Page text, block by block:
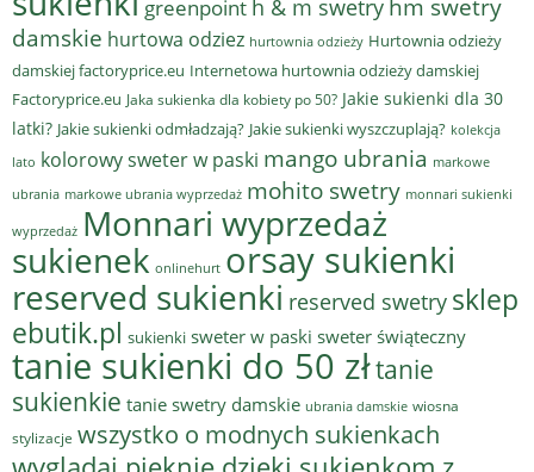
greenpoint h & m swetry hm swetry
damskie hurtowa odziez hurtownia odzieży Hurtownia odzieży
damskiej factoryprice.eu Internetowa hurtownia odzieży damskiej
Factoryprice.eu Jaka sukienka dla kobiety po 50? Jakie sukienki dla 30
latki? Jakie sukienki odmładzają? Jakie sukienki wyszczuplają? kolekcja
lato kolorowy sweter w paski mango ubrania markowe
ubrania markowe ubrania wyprzedaż mohito swetry monnari sukienki
wyprzedaż Monnari wyprzedaż
sukienek onlinehurt orsay sukienki
reserved sukienki reserved swetry sklep
ebutik.pl sukienki sweter w paski sweter świąteczny
tanie sukienki do 50 złtanie
sukienkie tanie swetry damskie ubrania damskie wiosna
stylizacje wszystko o modnych sukienkach